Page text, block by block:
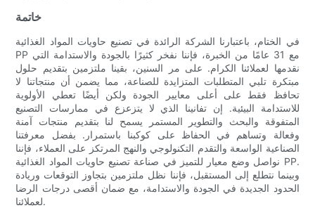
خاتمة
في الختام، باعتبارنا الشركة الرائدة في تصنيع حاويات المواد الغذائية
PP مع 31 عامًا من الخبرة، فإننا نفخر كثيرًا بالجودة والاستدامة التي
نقدمها لعملائنا الكرام. على مر السنين، بقينا ملتزمين بتقديم حلول
مبتكرة تلبي المتطلبات المتزايدة للصناعة، مما يضمن أن منتجاتنا لا
تحافظ فقط على أعلى معايير الجودة ولكن أيضًا تعطي الأولوية
للاستدامة البيئية. إن تفانينا الذي لا يتزعزع في ممارسات التصنيع
المتفوقة والبحث والتطوير المستمر يسمح لنا بتقديم منتجات آمنة
وفعالة وتساهم في الحفاظ على كوكبنا باستمرار. بفضل معرفتنا
الصناعية الواسعة والتقدم التكنولوجي والنهج المرتكز على العملاء، فإننا
نواصل وضع معيار للتميز في صناعة تصنيع حاويات المواد الغذائية PP.
وبينما نتطلع إلى المستقبل، فإننا نظل ملتزمين بتجاوز التوقعات وريادة
الحدود الجديدة في الجودة والاستدامة، مع ضمان أقصى درجات الرضا
لعملائنا.